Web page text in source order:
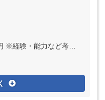
月10～12時間分＝1万8000円～2万1000円）を含む ※超過分は別途全額支給